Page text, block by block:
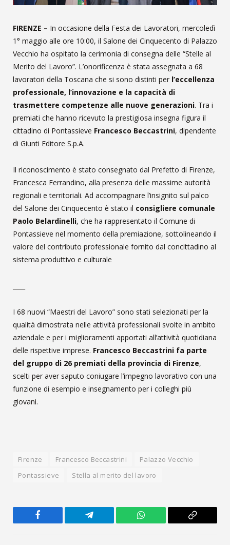
FIRENZE – In occasione della Festa dei Lavoratori, mercoledì
1° maggio alle ore 10:00, il Salone dei Cinquecento di Palazzo
Vecchio ha ospitato la cerimonia di consegna delle “Stelle al
Merito del Lavoro”. L’onorificenza è stata assegnata a 68
lavoratori della Toscana che si sono distinti per l’eccellenza
professionale, l’innovazione e la capacità di
trasmettere competenze alle nuove generazioni. Tra i
premiati che hanno ricevuto la prestigiosa insegna figura il
cittadino di Pontassieve Francesco Beccastrini, dipendente
di Giunti Editore S.p.A.
Il riconoscimento è stato consegnato dal Prefetto di Firenze,
Francesca Ferrandino, alla presenza delle massime autorità
regionali e territoriali. Ad accompagnare l’insignito sul palco
del Salone dei Cinquecento è stato il consigliere comunale
Paolo Belardinelli, che ha rappresentato il Comune di
Pontassieve nel momento della premiazione, sottolineando il
valore del contributo professionale fornito dal concittadino al
sistema produttivo e culturale
I 68 nuovi “Maestri del Lavoro” sono stati selezionati per la
qualità dimostrata nelle attività professionali svolte in ambito
aziendale e per i miglioramenti apportati all’attività quotidiana
delle rispettive imprese. Francesco Beccastrini fa parte
del gruppo di 26 premiati della provincia di Firenze,
scelti per aver saputo coniugare l’impegno lavorativo con una
funzione di esempio e insegnamento per i colleghi più
giovani.
Firenze Francesco Beccastrini
Palazzo Vecchio
Pontassieve
Stella al merito del lavoro
Facebook Telegram WhatsApp
Copy